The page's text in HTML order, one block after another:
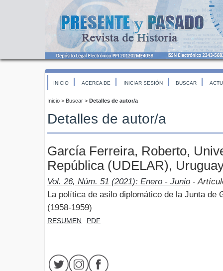
INICIO ACERCA DE INICIAR SESIÓN BUSCAR
Inicio > Buscar > Detalles de autor/a
Detalles de autor/a
García Ferreira, Roberto,
República (UDELAR),
Vol. 26, Núm. 51 (2021): Enero - Junio -
La política de asilo diplomático de la Junta de
(1958-1959)
RESUMEN PDF